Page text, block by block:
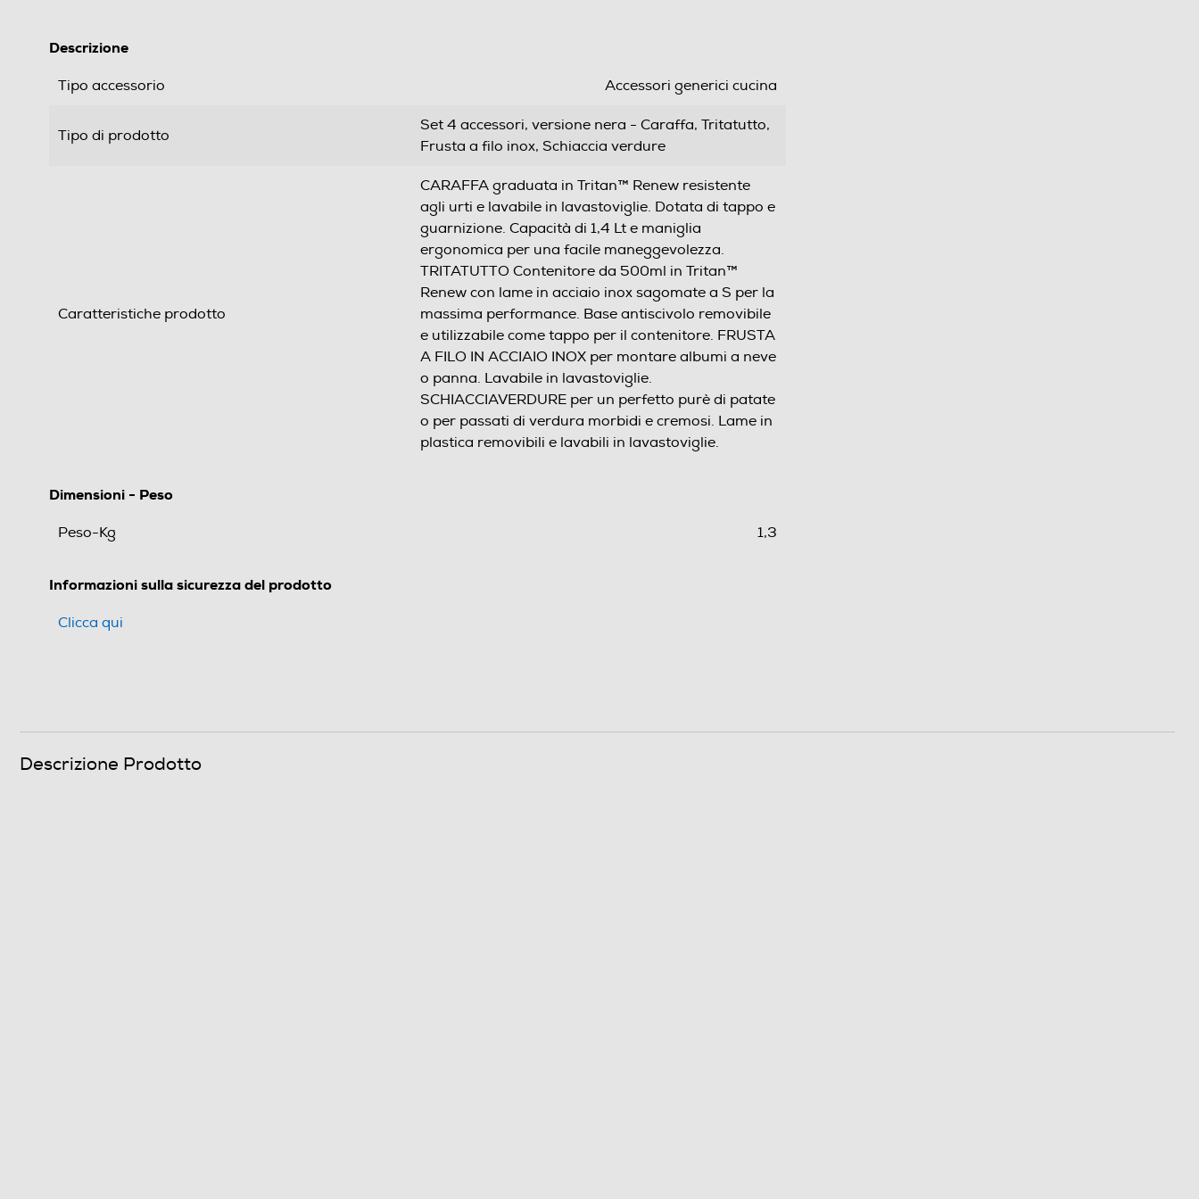
Descrizione
Tipo accessorio Accessori generici cucina
Tipo di prodotto
Set 4 accessori, versione nera - Caraffa, Tritatutto,
Frusta a filo inox, Schiaccia verdure
Caratteristiche prodotto
CARAFFA graduata in Tritan™ Renew resistente
agli urti e lavabile in lavastoviglie. Dotata di tappo e
guarnizione. Capacità di 1,4 Lt e maniglia
ergonomica per una facile maneggevolezza.
TRITATUTTO Contenitore da 500ml in Tritan™
Renew con lame in acciaio inox sagomate a S per la
massima performance. Base antiscivolo removibile
e utilizzabile come tappo per il contenitore. FRUSTA
A FILO IN ACCIAIO INOX per montare albumi a neve
o panna. Lavabile in lavastoviglie.
SCHIACCIAVERDURE per un perfetto purè di patate
o per passati di verdura morbidi e cremosi. Lame in
plastica removibili e lavabili in lavastoviglie.
Dimensioni - Peso
Peso-Kg 1,3
Informazioni sulla sicurezza del prodotto
Clicca qui
Descrizione Prodotto